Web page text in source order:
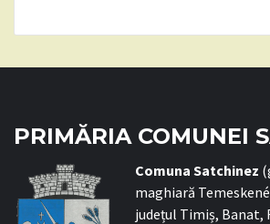
PRIMĂRIA COMUNEI
Comuna Satchinez
maghiară
județul Timiș, Banat,